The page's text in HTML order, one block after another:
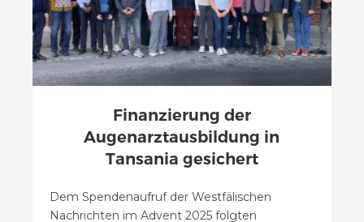
Finanzierung der
Augenarztausbildung in
Tansania gesichert
Dem Spendenaufruf der Westfälischen
Nachrichten im Advent 2025 folgten